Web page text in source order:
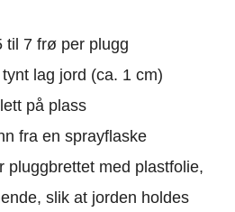
til 7 frø per plugg
lag jord (ca. 1 cm)
på plass
fra en sprayflaske
pluggbrettet med plastfolie,
slik at jorden holdes